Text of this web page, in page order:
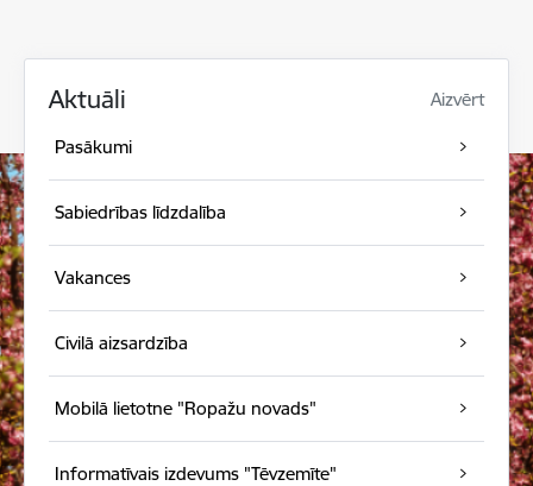
Aktuāli Aizvērt
Pasākumi
Sabiedrības līdzdalība
Vakances
Civilā aizsardzība
Mobilā lietotne "Ropažu novads"
Informatīvais izdevums "Tēvzemīte"